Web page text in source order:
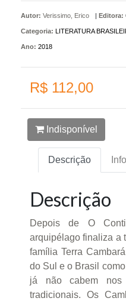
Autor: Verissimo, Erico | Editora:
Categoria: LITERATURA
Ano: 2018
R$ 112,00
Indisponível
Descrição
Descrição
Depois de O
arquipélago finaliza a
família Terra
do Sul e o Brasil
já não cabem nos
tradicionais. Os